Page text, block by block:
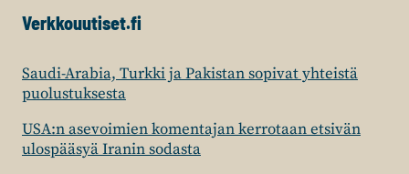
Verkkouutiset.fi
Saudi-Arabia, Turkki ja Pakistan sopivat yhteistä
puolustuksesta
USA:n asevoimien komentajan kerrotaan etsivän
ulospääsyä Iranin sodasta